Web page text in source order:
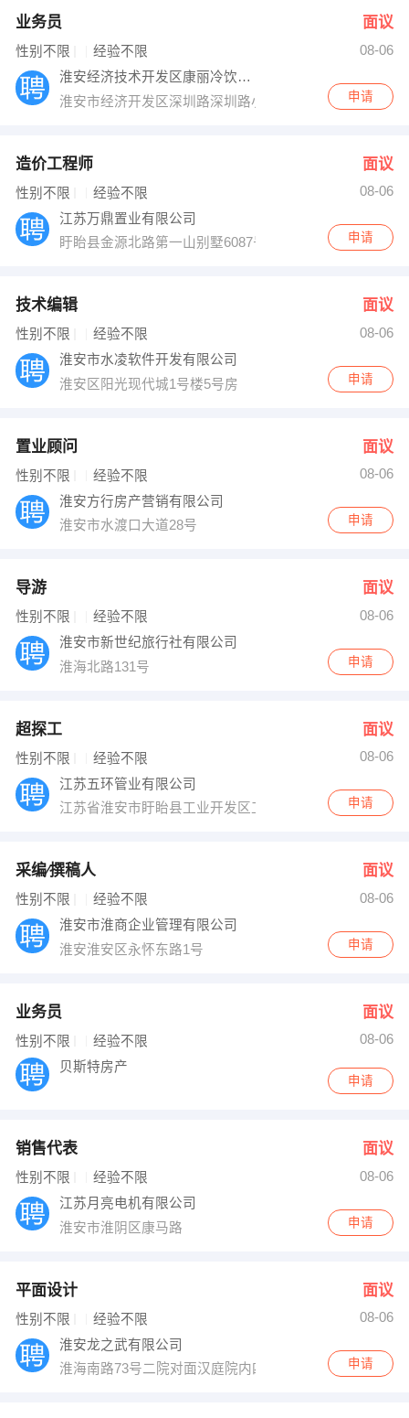
业务员 面议
性别不限 经验不限
08-06
淮安经济技术开发区康丽冷饮销售中心
淮安市经济开发区深圳路深圳路小学旁
申请
造价工程师 面议
性别不限 经验不限
08-06
江苏万鼎置业有限公司
盱眙县金源北路第一山别墅6087号
申请
技术编辑 面议
性别不限 经验不限
08-06
淮安市水凌软件开发有限公司
淮安区阳光现代城1号楼5号房
申请
置业顾问 面议
性别不限 经验不限
08-06
淮安方行房产营销有限公司
淮安市水渡口大道28号
申请
导游 面议
性别不限 经验不限
08-06
淮安市新世纪旅行社有限公司
淮海北路131号
申请
超探工 面议
性别不限 经验不限
08-06
江苏五环管业有限公司
江苏省淮安市盱眙县工业开发区工十路
申请
采编∕撰稿人 面议
性别不限 经验不限
08-06
淮安市淮商企业管理有限公司
淮安淮安区永怀东路1号
申请
业务员 面议
性别不限 经验不限
08-06
贝斯特房产
申请
销售代表 面议
性别不限 经验不限
08-06
江苏月亮电机有限公司
淮安市淮阴区康马路
申请
平面设计 面议
性别不限 经验不限
08-06
淮安龙之武有限公司
淮海南路73号二院对面汉庭院内四楼405室
申请